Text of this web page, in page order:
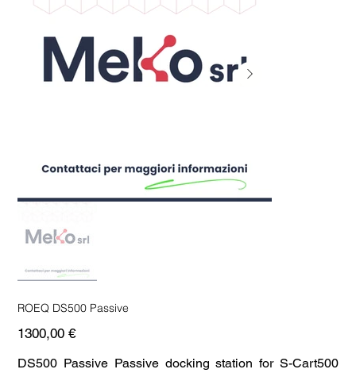
ROEQ DS500 Passive
Prezzo
1300,00 €
DS500 Passive Passive docking station for S-Cart500